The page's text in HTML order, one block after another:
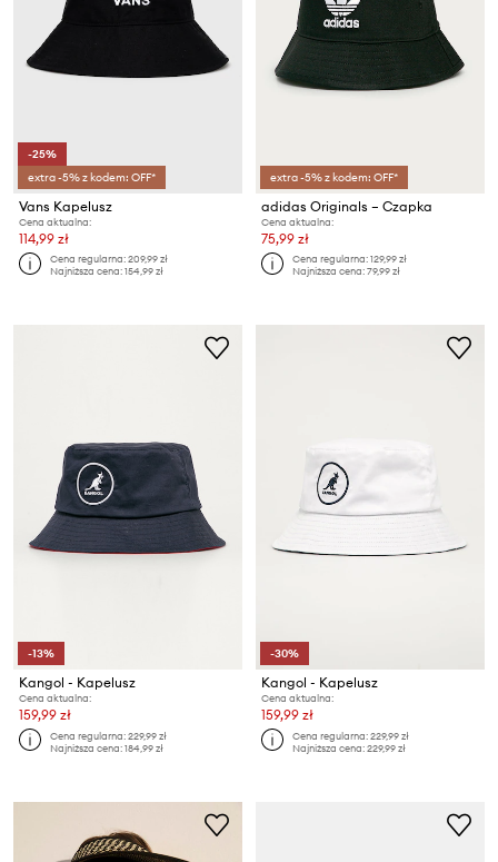
-25%
extra -5% z kodem: OFF*
Vans Kapelusz
Cena aktualna:
114,99 zł
Cena regularna:209,99 zł
Najniższa cena:154,99 zł
extra -5% z kodem: OFF*
adidas Originals – Czapka
Cena aktualna:
75,99 zł
Cena regularna:129,99 zł
Najniższa cena:79,99 zł
-13%
Kangol - Kapelusz
Cena aktualna:
159,99 zł
Cena regularna:229,99 zł
Najniższa cena:184,99 zł
-30%
Kangol - Kapelusz
Cena aktualna:
159,99 zł
Cena regularna:229,99 zł
Najniższa cena:229,99 zł